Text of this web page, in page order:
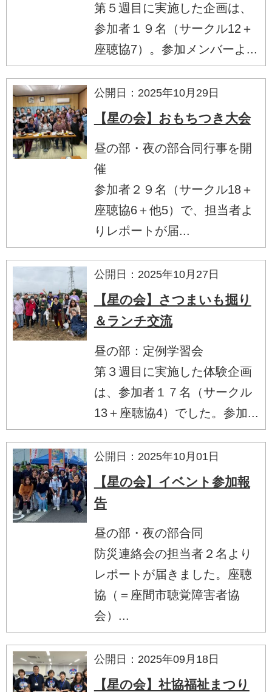
第５週目に実施した企画は、
参加者１９名（サークル12＋
座聴協7）。参加メンバーよ...
公開日：2025年10月29日
【星の会】おもちつき大会
昼の部・夜の部合同行事を開
催
参加者２９名（サークル18＋
座聴協6＋他5）で、担当者よ
りレポートが届...
公開日：2025年10月27日
【星の会】さつまいも掘り
＆ランチ交流
昼の部：定例学習会
第３週目に実施した体験企画
は、参加者１７名（サークル
13＋座聴協4）でした。参加...
公開日：2025年10月01日
【星の会】イベント参加報
告
昼の部・夜の部合同
防災連絡会の担当者２名より
レポートが届きました。座聴
協（＝座間市聴覚障害者協
会）...
公開日：2025年09月18日
【星の会】社協福祉まつり